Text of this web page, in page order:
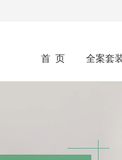
首 页 全案套